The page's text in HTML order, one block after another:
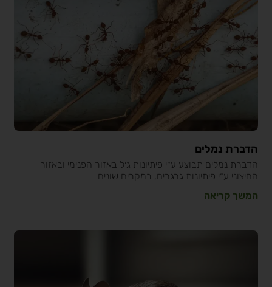
הדברת נמלים
הדברת נמלים תבוצע ע״י פיתיונות ג׳ל באזור הפנימי ובאזור
החיצוני ע״י פיתיונות גרגרים, במקרים שונים
המשך קריאה